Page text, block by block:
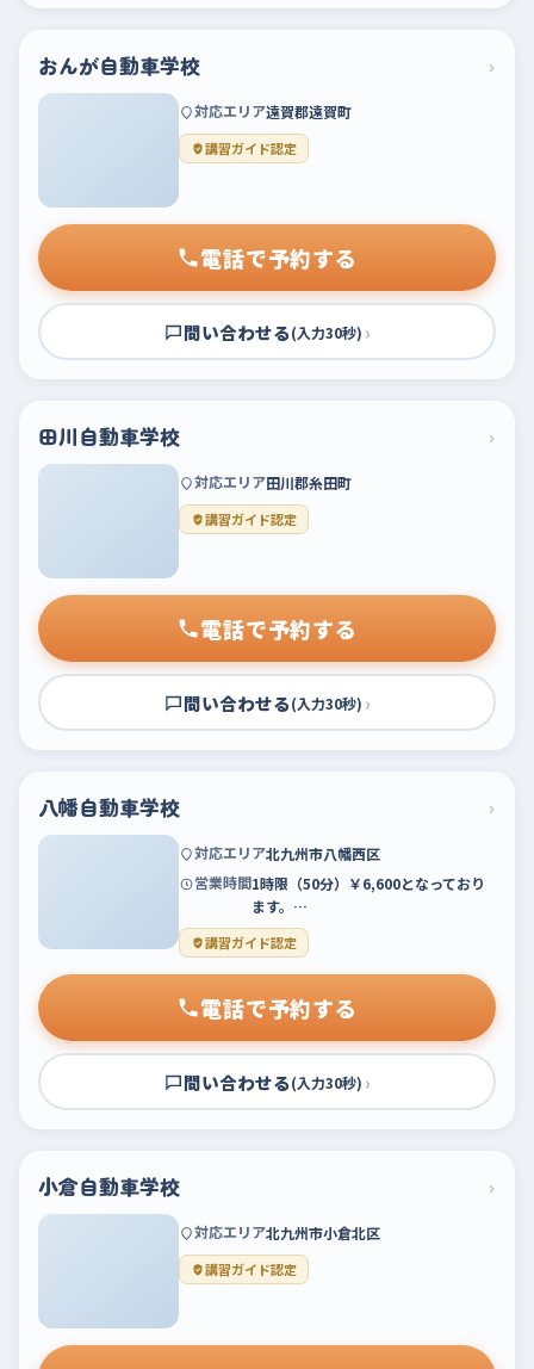
おんが自動車学校 ›
対応エリア遠賀郡遠賀町
講習ガイド認定
電話で予約する
問い合わせる(入力30秒) ›
田川自動車学校 ›
対応エリア田川郡糸田町
講習ガイド認定
電話で予約する
問い合わせる(入力30秒) ›
八幡自動車学校 ›
対応エリア北九州市八幡西区
営業時間1時限（50分）￥6,600となっており
ます。…
講習ガイド認定
電話で予約する
問い合わせる(入力30秒) ›
小倉自動車学校 ›
対応エリア北九州市小倉北区
講習ガイド認定